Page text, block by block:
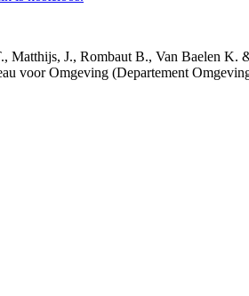
J., Rombaut B., Van Baelen K.
voor Omgeving (Departement